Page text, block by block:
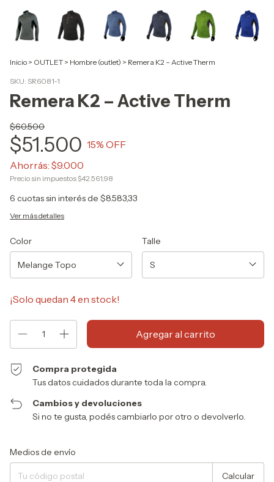
Inicio > OUTLET > Hombre (outlet) > Remera K2 – Active Therm
SKU: SR6081-1
Remera K2 – Active Therm
$60.500
$51.500 15% OFF
Ahorrás: $9.000
Precio sin impuestos $42.561,98
6 cuotas sin interés de $8.583,33
Ver más detalles
Color Talle
¡Solo quedan 4en stock!
Compra protegida
Tus datos cuidados durante toda la compra.
Cambios y devoluciones
Si no te gusta, podés cambiarlo por otro o devolverlo.
Entregas para el CP:
Medios de envío
Calcular